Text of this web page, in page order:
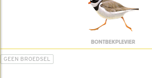
BONTBEKPLEVIER
GEEN BROEDSEL